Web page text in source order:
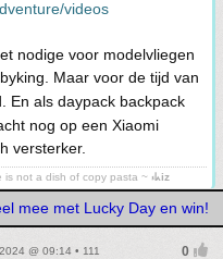
videos
nodige voor modelvliegen
Maar voor de tijd van
En als daypack backpack
nog op een Xiaomi
versterker.
is not a dish of copy pasta ~ ⳽ᖾiz
mee met Lucky Day en win!
@ 09:14 • 111